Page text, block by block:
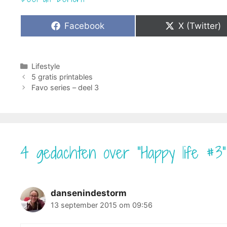
Share
Facebook
Share
X (Twitter)
Categorieën
Lifestyle
5 gratis printables
Favo series – deel 3
4 gedachten over “Happy life #3”
dansenindestorm
13 september 2015 om 09:56